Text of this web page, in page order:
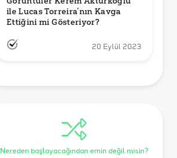
ile Lucas Torreira’nın Kavga
Ettiğini mi Gösteriyor?
20 Eylül 2023
Nereden başlayacağından emin değil misin?